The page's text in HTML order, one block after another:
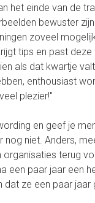
het einde van de
bewuster
zoveel
tips en past
als dat kwartje
enthousiast
plezier!"
en geef je
niet. Anders,
terug
paar jaar een
dat ze een paar